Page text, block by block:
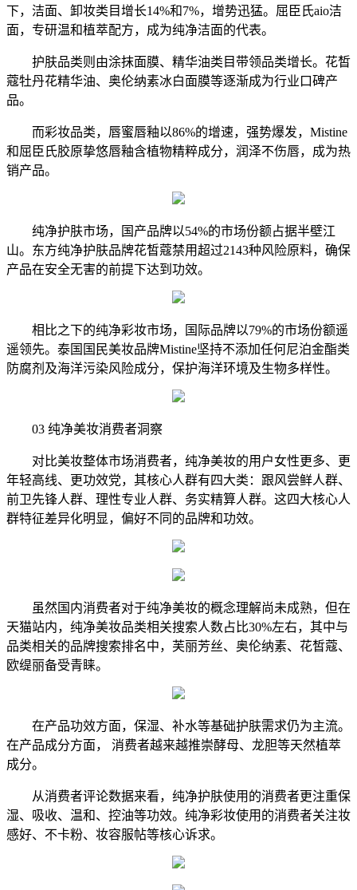
下，洁面、卸妆类目增长14%和7%，增势迅猛。屈臣氏aio洁
面，专研温和植萃配方，成为纯净洁面的代表。
护肤品类则由涂抹面膜、精华油类目带领品类增长。花皙
蔻牡丹花精华油、奥伦纳素冰白面膜等逐渐成为行业口碑产
品。
而彩妆品类，唇蜜唇釉以86%的增速，强势爆发，Mistine
和屈臣氏胶原挚悠唇釉含植物精粹成分，润泽不伤唇，成为热
销产品。
纯净护肤市场，国产品牌以54%的市场份额占据半壁江
山。东方纯净护肤品牌花皙蔻禁用超过2143种风险原料，确保
产品在安全无害的前提下达到功效。
相比之下的纯净彩妆市场，国际品牌以79%的市场份额遥
遥领先。泰国国民美妆品牌Mistine坚持不添加任何尼泊金酯类
防腐剂及海洋污染风险成分，保护海洋环境及生物多样性。
03 纯净美妆消费者洞察
对比美妆整体市场消费者，纯净美妆的用户女性更多、更
年轻高线、更功效党，其核心人群有四大类：跟风尝鲜人群、
前卫先锋人群、理性专业人群、务实精算人群。这四大核心人
群特征差异化明显，偏好不同的品牌和功效。
虽然国内消费者对于纯净美妆的概念理解尚未成熟，但在
天猫站内，纯净美妆品类相关搜索人数占比30%左右，其中与
品类相关的品牌搜索排名中，芙丽芳丝、奥伦纳素、花皙蔻、
欧缇丽备受青睐。
在产品功效方面，保湿、补水等基础护肤需求仍为主流。
在产品成分方面， 消费者越来越推崇酵母、龙胆等天然植萃
成分。
从消费者评论数据来看，纯净护肤使用的消费者更注重保
湿、吸收、温和、控油等功效。纯净彩妆使用的消费者关注妆
感好、不卡粉、妆容服帖等核心诉求。